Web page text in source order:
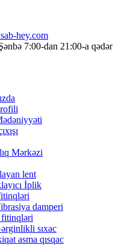
hey.com
7:00-dan 21:00-a qədər
Mərkəzi
lent
İplik
damperi
sıxac
asma qısqac